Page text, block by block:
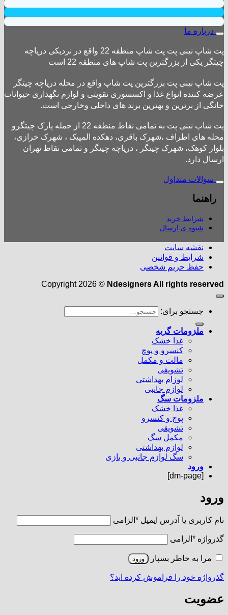
درباره ما
پت شاپ نینی پت پت شاپ منطقه 22 واقع در نزدیکی دریاچه
چیتگر یکی از بزرگترین پت شاپ های منطقه 22 است
پت شاپ نینی پت بزرگترین پت شاپ واقع در محله دریاچه چیتگر
عرضه کننده انواع غذا و اکسسوری تقویتی و لوازم نگهداری حیوانات
خانگی از برترین و بهترین برند های داخلی وخارجی است.
پت شاپ نینی پت به تمامی نقاط منطقه 22 از جمله پارک چیتگرو
محله های اطراف ،شهرک باقری، دهکده المپیک ، شهرک خرازی،
بلوار کوهک، شهرک چیتگر ، دریاچه چیتگر و تمامی نقاط تهران
ارسال دارد.
سوالات متداول
راهنما
شرایط خرید
شیوه ی ارسال
نقشه سایت
شرایط و قوانین
حفظ حریم شخصی
Copyright 2026 © Ndesigners All rights reserved
جستجو برای:
ملزومات گربه
غذا خشک
کنسرو و پوچ
مالت و مکمل
تشویقی
لوزام بهداشتی
لوازم جانبی
ملزومات سگ
غذا خشک
پوچ و کنسرو
تشویقی
مکمل سگ
لوازم بهداشتی
سگ لوازم جانبی و بازی
ورود
[dm-page]
ورود
نام کاربری یا آدرس ایمیل * الزامی
گذرواژه * الزامی
مرا به خاطر بسپار ورود
گذرواژه خود را فراموش کرده اید؟
عضویت